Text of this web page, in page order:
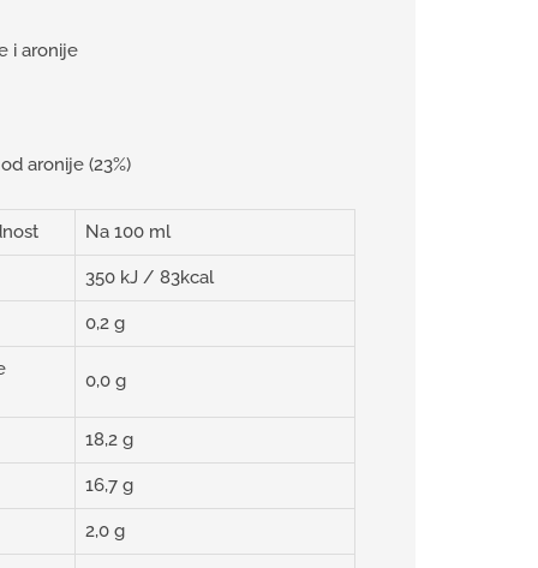
i aronije
aronije (23%)
Na 100 ml
350 kJ / 83kcal
0,2 g
0,0 g
18,2 g
16,7 g
2,0 g